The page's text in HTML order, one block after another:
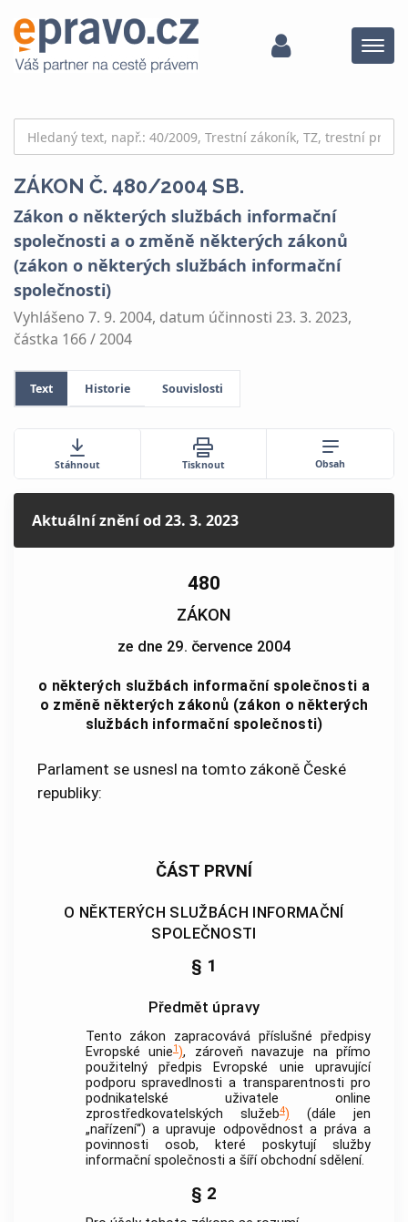
Menu
ZÁKON Č. 480/2004 SB.
Zákon o některých službách informační
společnosti a o změně některých zákonů
(zákon o některých službách informační
společnosti)
Vyhlášeno 7. 9. 2004, datum účinnosti 23. 3. 2023,
částka 166 / 2004
Text Historie Souvislosti
Stáhnout Tisknout Obsah
Aktuální zněníod 23. 3. 2023
480
ZÁKON
ze dne 29. července 2004
o některých službách informační společnosti a
o změně některých zákonů (zákon o některých
službách informační společnosti)
Parlament se usnesl na tomto zákoně České
republiky:
ČÁST PRVNÍ
O NĚKTERÝCH SLUŽBÁCH INFORMAČNÍ
SPOLEČNOSTI
§ 1
Předmět úpravy
Tento zákon zapracovává příslušné předpisy
Evropské unie1), zároveň navazuje na přímo
použitelný předpis Evropské unie upravující
podporu spravedlnosti a transparentnosti pro
podnikatelské uživatele online
zprostředkovatelských služeb4) (dále jen
„nařízení“) a upravuje odpovědnost a práva a
povinnosti osob, které poskytují služby
informační společnosti a šíříobchodní sdělení.
§ 2